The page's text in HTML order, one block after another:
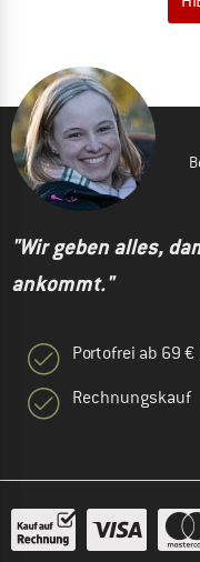
"Wir geben alles,
ankommt."
Portofrei ab 69 €
Rechnungskauf